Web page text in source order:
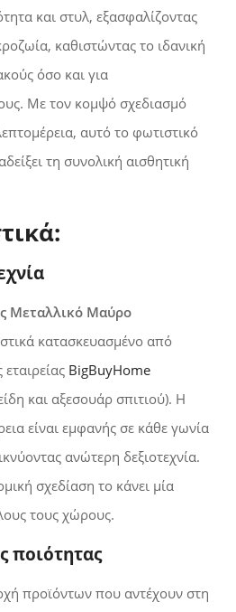
και στυλ, εξασφαλίζοντας
καθιστώντας το ιδανική
όσο και για
Με τον κομψό σχεδιασμό
αυτό το φωτιστικό
τη συνολική αισθητική
Μεταλλικό Μαύρο
κατασκευασμένο από
εταιρείας BigBuyHome
και αξεσουάρ σπιτιού). Η
είναι εμφανής σε κάθε γωνία
ανώτερη δεξιοτεχνία.
σχεδίαση το κάνει μία
τους χώρους.
ποιότητας
προϊόντων που αντέχουν στη